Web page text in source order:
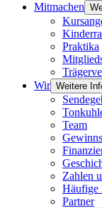
Mitmachen
Praktika
Wir Weitere
Team
Zahlen
Häufige
Partner